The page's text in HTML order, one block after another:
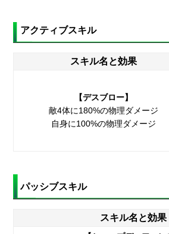
アクティブスキル
スキル名と効果
【デスブロー】
敵4体に180%の物理ダメージ
自身に100%の物理ダメージ
パッシブスキル
スキル名と効果